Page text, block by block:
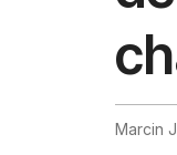
Marcin